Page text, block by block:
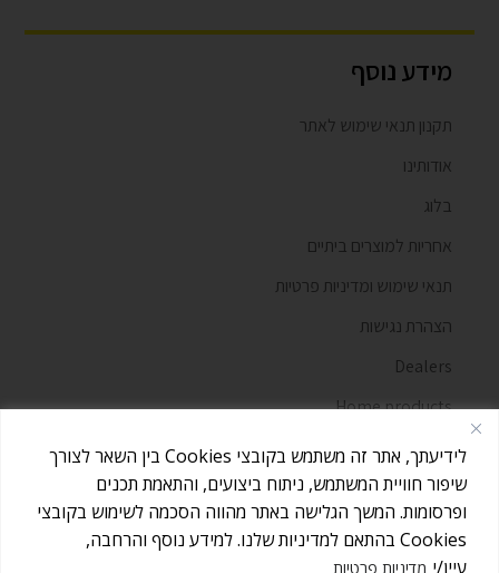
לידיעתך, אתר זה משתמש בקובצי Cookies בין השאר לצורך
שיפור חוויית המשתמש, ניתוח ביצועים, והתאמת תכנים
ופרסומות. המשך הגלישה באתר מהווה הסכמה לשימוש בקובצי
Cookies בהתאם למדיניות שלנו. למידע נוסף והרחבה,
עיין/י מדיניות פרטיות
מידע נוסף
תקנון תנאי שימוש לאתר
אודותינו
בלוג
אחריות למוצרים ביתיים
תנאי שימוש ומדיניות פרטיות
הצהרת נגישות
Dealers
Home products
מאמרים
אז אולי אנחנו לא מחלקים כאן עוגיות,
וגם אם היו נשארים פירורים - יש לנו איך
לנקות אותם :)
הבנתי